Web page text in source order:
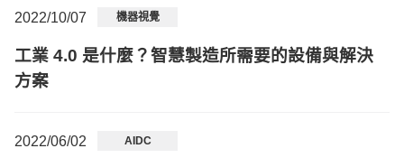
2022/10/07 機器視覺
工業 4.0 是什麼？智慧製造所需要的設備與解決
方案
2022/06/02 AIDC